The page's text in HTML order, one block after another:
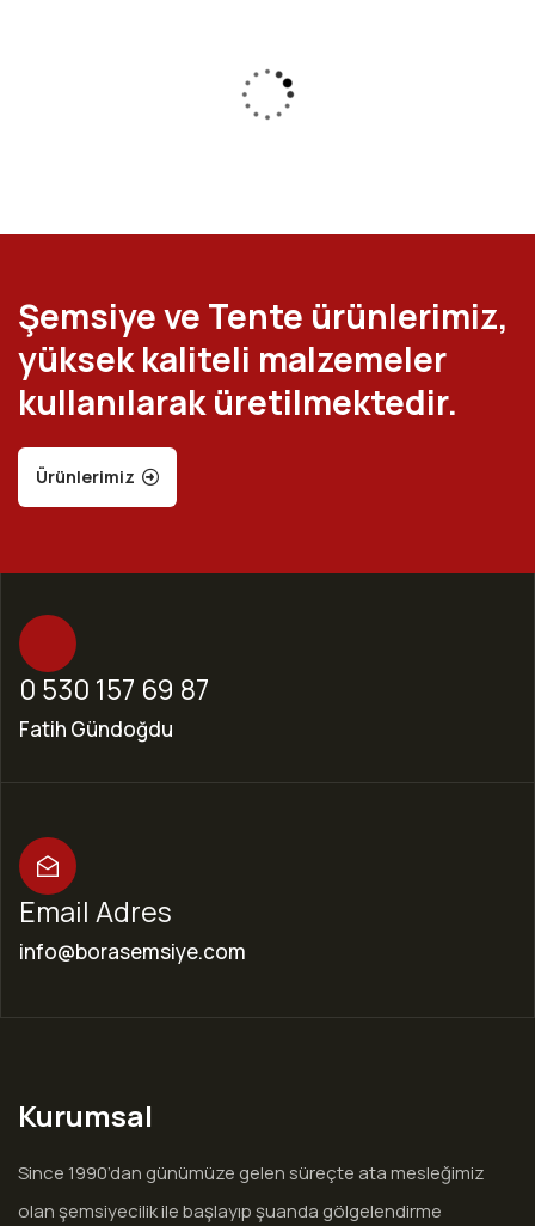
Şemsiye ve Tente ürünlerimiz,
yüksek kaliteli malzemeler
kullanılarak üretilmektedir.
Ürünlerimiz
0 530 157 69 87
Fatih Gündoğdu
Email Adres
info@borasemsiye.com
Kurumsal
Since 1990’dan günümüze gelen süreçte ata mesleğimiz
olan şemsiyecilik ile başlayıp şuanda gölgelendirme